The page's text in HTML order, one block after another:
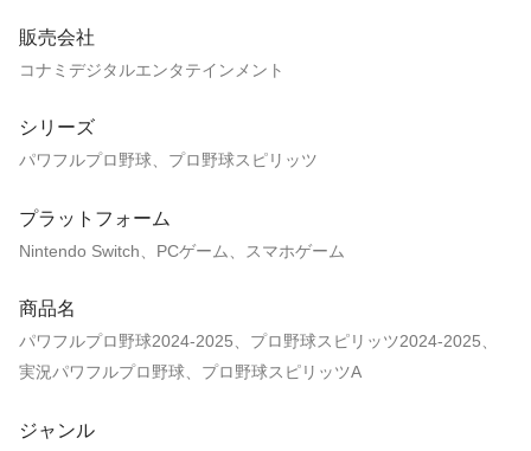
販売会社
コナミデジタルエンタテインメント
シリーズ
パワフルプロ野球、プロ野球スピリッツ
プラットフォーム
Nintendo Switch、PCゲーム、スマホゲーム
商品名
パワフルプロ野球2024-2025、プロ野球スピリッツ2024-2025、
実況パワフルプロ野球、プロ野球スピリッツA
ジャンル